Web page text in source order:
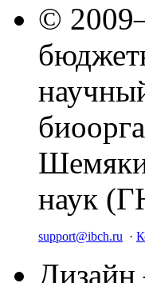
©
наук
support@ibch.ru ·